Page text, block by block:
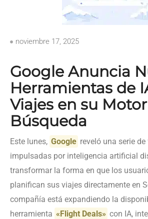
noviembre 17, 2025
Google Anuncia
Herramientas de
Viajes en su
Búsqueda
Este lunes, Google reveló una serie
impulsadas por inteligencia artificial
transformar la forma en que los
planifican sus viajes directamente en
compañía está expandiendo la
herramienta «Flight Deals» con IA,